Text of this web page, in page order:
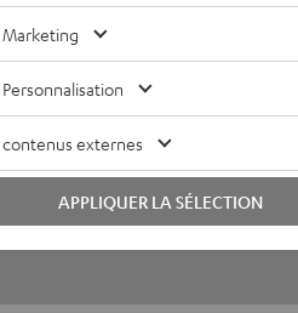
4
1
Marketing
Personnalisation
contenus externes
APPLIQUER LA SÉLECTION